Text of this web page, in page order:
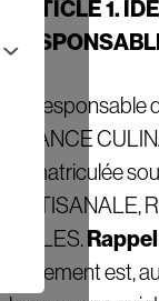
ARTICLE 1.
Le
FRANCE
immatriculée
ARTISANALE,
GILLES.
traitement est,